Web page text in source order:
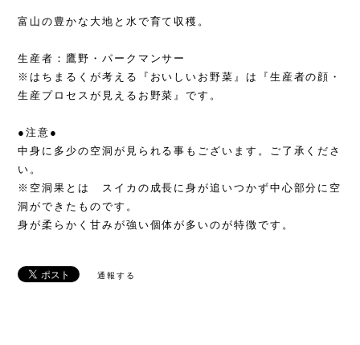
富山の豊かな大地と水で育て収穫。
生産者：鷹野・パークマンサー
※はちまるくが考える『おいしいお野菜』は『生産者の顔・
生産プロセスが見えるお野菜』です。
●注意●
中身に多少の空洞が見られる事もございます。ご了承くださ
い。
※空洞果とは スイカの成長に身が追いつかず中心部分に空
洞ができたものです。
身が柔らかく甘みが強い個体が多いのが特徴です。
通報する